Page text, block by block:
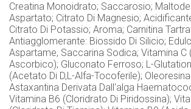
Creatina Monoidrato; Saccarosio;
Aspartato; Citrato Di Magnesio;
Citrato Di Potassio; Aroma; Carnitina
Antiagglomerante: Biossido Di Silicio;
Aspartame, Saccarina Sodica; Vitamina C
Ascorbico); Gluconato Ferroso; L-
(Acetato Di D,L-Alfa-Tocoferile);
Astaxantina Derivata Dall'alga
Vitamina B6 (Cloridrato Di Piridossina);